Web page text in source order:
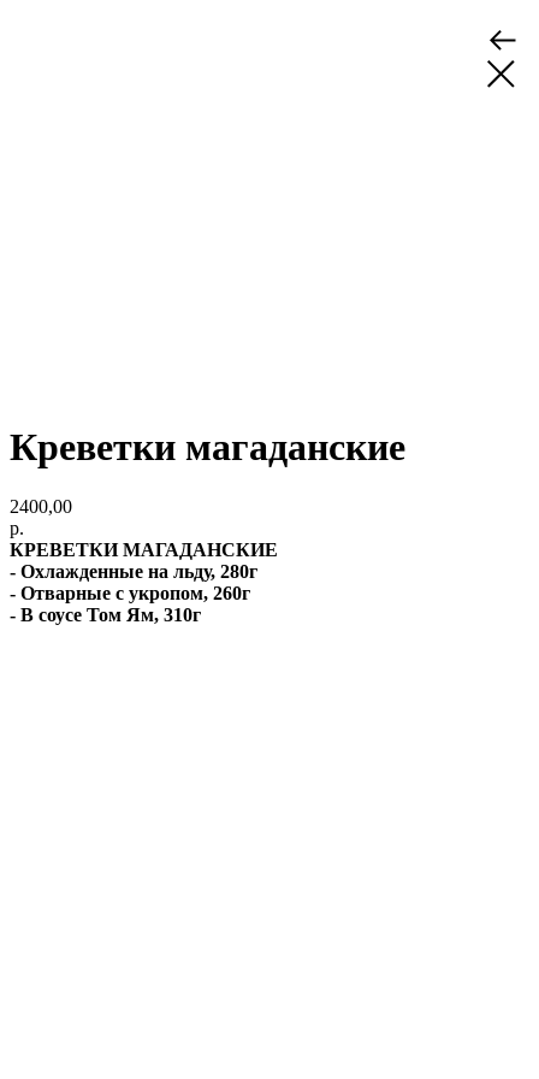
Креветки магаданские
2400,00
р.
КРЕВЕТКИ МАГАДАНСКИЕ
- Охлажденные на льду, 280г
- Отварные с укропом, 260г
- В соусе Том Ям, 310г